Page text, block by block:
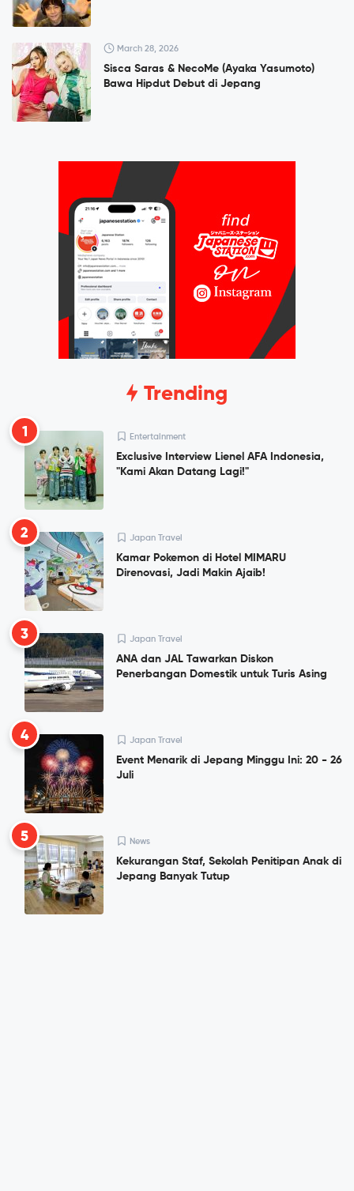
March 28, 2026
Sisca Saras & NecoMe (Ayaka Yasumoto)
Bawa Hipdut Debut di Jepang
Trending
1 Entertainment
Exclusive Interview Lienel AFA Indonesia,
"Kami Akan Datang Lagi!"
2 Japan Travel
Kamar Pokemon di Hotel MIMARU
Direnovasi, Jadi Makin Ajaib!
3 Japan Travel
ANA dan JAL Tawarkan Diskon
Penerbangan Domestik untuk Turis Asing
4 Japan Travel
Event Menarik di Jepang Minggu Ini: 20 - 26
Juli
5 News
Kekurangan Staf, Sekolah Penitipan Anak di
Jepang Banyak Tutup